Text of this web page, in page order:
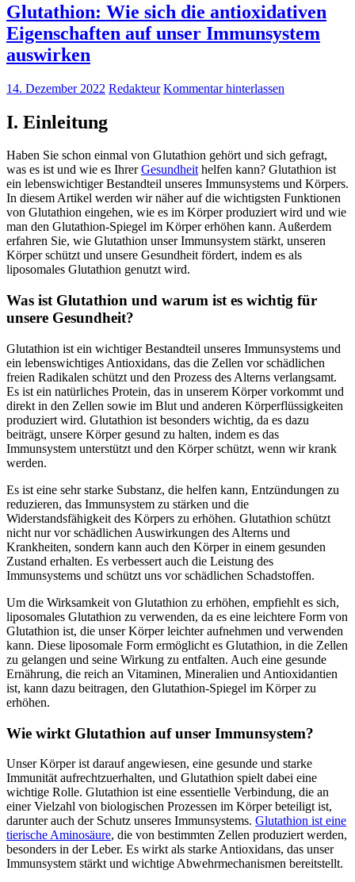
Glutathion: Wie sich die antioxidativen
Eigenschaften auf unser Immunsystem
auswirken
14. Dezember 2022 Redakteur Kommentar hinterlassen
I. Einleitung
Haben Sie schon einmal von Glutathion gehört und sich gefragt,
was es ist und wie es IhrerGesundheithelfen kann? Glutathion ist
ein lebenswichtiger Bestandteil unseres Immunsystems und Körpers.
In diesem Artikel werden wir näher auf die wichtigsten Funktionen
von Glutathion eingehen, wie es im Körper produziert wird und wie
man den Glutathion-Spiegel im Körper erhöhen kann. Außerdem
erfahren Sie, wie Glutathion unser Immunsystem stärkt, unseren
Körper schützt und unsere Gesundheit fördert, indem es als
liposomales Glutathion genutzt wird.
Was ist Glutathion und warum ist es wichtig für
unsere Gesundheit?
Glutathion ist ein wichtiger Bestandteil unseres Immunsystems und
ein lebenswichtiges Antioxidans, das die Zellen vor schädlichen
freien Radikalen schützt und den Prozess des Alterns verlangsamt.
Es ist ein natürliches Protein, das in unserem Körper vorkommt und
direkt in den Zellen sowie im Blut und anderen Körperflüssigkeiten
produziert wird. Glutathion ist besonders wichtig, da es dazu
beiträgt, unsere Körper gesund zu halten, indem es das
Immunsystem unterstützt und den Körper schützt, wenn wir krank
werden.
Es ist eine sehr starke Substanz, die helfen kann, Entzündungen zu
reduzieren, das Immunsystem zu stärken und die
Widerstandsfähigkeit des Körpers zu erhöhen. Glutathion schützt
nicht nur vor schädlichen Auswirkungen des Alterns und
Krankheiten, sondern kann auch den Körper in einem gesunden
Zustand erhalten. Es verbessert auch die Leistung des
Immunsystems und schützt uns vor schädlichen Schadstoffen.
Um die Wirksamkeit von Glutathion zu erhöhen, empfiehlt es sich,
liposomales Glutathion zu verwenden, da es eine leichtere Form von
Glutathion ist, die unser Körper leichter aufnehmen und verwenden
kann. Diese liposomale Form ermöglicht es Glutathion, in die Zellen
zu gelangen und seine Wirkung zu entfalten. Auch eine gesunde
Ernährung, die reich an Vitaminen, Mineralien und Antioxidantien
ist, kann dazu beitragen, den Glutathion-Spiegel im Körper zu
erhöhen.
Wie wirkt Glutathion auf unser Immunsystem?
Unser Körper ist darauf angewiesen, eine gesunde und starke
Immunität aufrechtzuerhalten, und Glutathion spielt dabei eine
wichtige Rolle. Glutathion ist eine essentielle Verbindung, die an
einer Vielzahl von biologischen Prozessen im Körper beteiligt ist,
darunter auch der Schutz unseres Immunsystems. Glutathion ist eine
tierische Aminosäure, die von bestimmten Zellen produziert werden,
besonders in der Leber. Es wirkt als starke Antioxidans, das unser
Immunsystem stärkt und wichtige Abwehrmechanismen bereitstellt.